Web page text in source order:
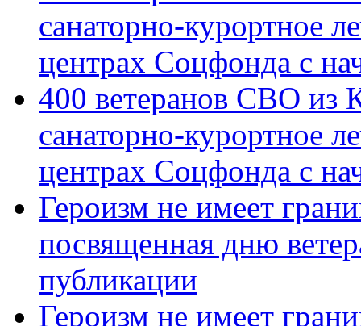
санаторно-курортное
центрах Соцфонда с
400 ветеранов СВО из
санаторно-курортное
центрах Соцфонда с
Героизм не имеет
посвященная дню
публикации
Героизм не имеет